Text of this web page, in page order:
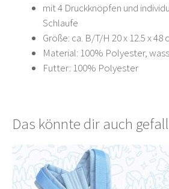
mit 4 Druckknöpfen und
Schlaufe
Größe: ca. B/T/H 20 x 12.5 x 48
Material: 100% Polyester,
Futter: 100% Polyester
Das könnte dir auch
Dieses
Produkt
weist